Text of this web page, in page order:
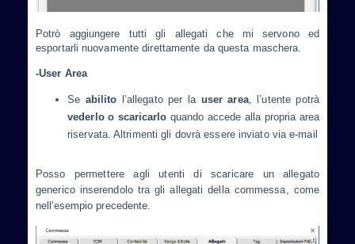
Potrò aggiungere tutti gli allegati che mi servono ed
esportarli nuovamente direttamente da questa maschera.
-User Area
Se abilito l’allegato per la user area, l’utente potrà
vederlo o scaricarlo quando accede alla propria area
riservata. Altrimenti gli dovrà essere inviato via e-mail
Posso permettere agli utenti di scaricare un allegato
generico inserendolo tra gli allegati della commessa, come
nell'esempio precedente.